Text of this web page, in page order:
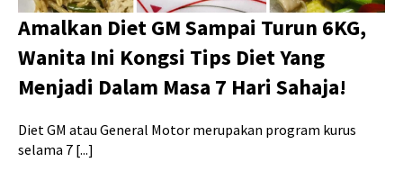
Amalkan Diet GM Sampai Turun 6KG,
Wanita Ini Kongsi Tips Diet Yang
Menjadi Dalam Masa 7 Hari Sahaja!
Diet GM atau General Motor merupakan program kurus
selama 7 [...]